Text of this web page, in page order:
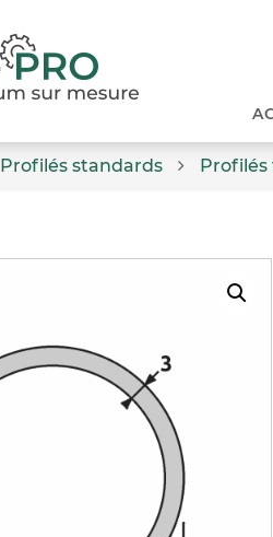
Profilés standards Profilés